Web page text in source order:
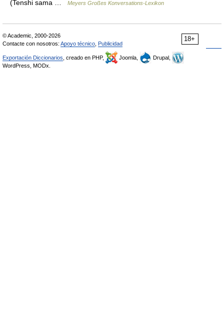
(Tenshi sama …
Meyers Großes Konversations-Lexikon
18+
© Academic, 2000-2026
Contacte con nosotros: Apoyo técnico Publicidad
Exportación Diccionarios , creado en PHP, Joomla,
Drupal,
WordPress, MODx.